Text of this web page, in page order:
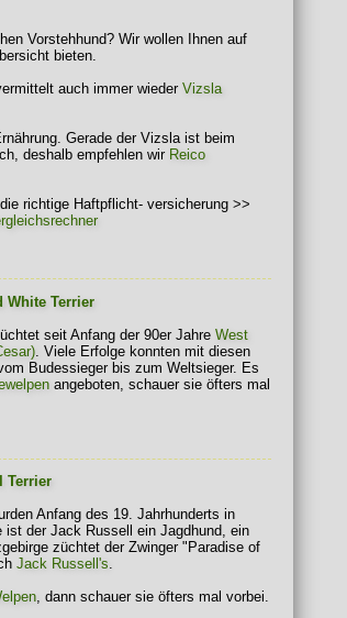
Vorstehhund? Wir wollen Ihnen auf
bieten.
auch immer wieder Vizsla
Gerade der Vizsla ist beim
deshalb empfehlen wir Reico
richtige Haftpflicht- versicherung >>
White Terrier
seit Anfang der 90er Jahre West
. Viele Erfolge konnten mit diesen
Budessieger bis zum Weltsieger. Es
angeboten, schauer sie öfters mal
Terrier
Anfang des 19. Jahrhunderts in
ist der Jack Russell ein Jagdhund, ein
züchtet der Zwinger "Paradise of
Jack Russell's.
, dann schauer sie öfters mal vorbei.